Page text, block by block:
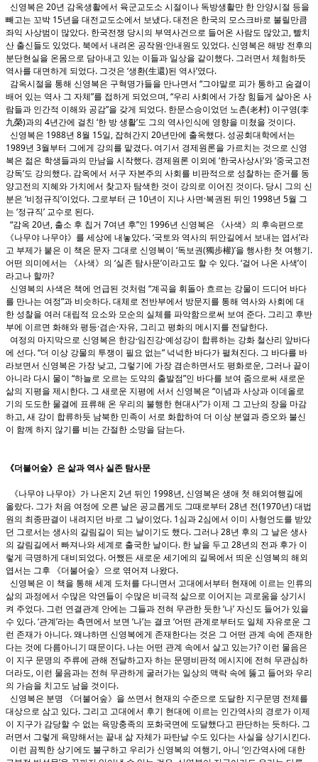
신영복은 20년 감옥생활에서 육군교도소 시절이나 독방생활만 한 안양시절 등을
빼고는 꼬박 15년을 대전교도소에서 보냈다. 대전은 한국의 모스크바로 불릴만큼
좌익 사상범이 많았다. 한국전쟁 당시의 부역사건으로 들어온 사람도 많았고, 빨치
산 출신들도 있었다. 북에서 내려온 공작원·안내원도 있었다. 신영복은 해방 전후의
분단현실을 온몸으로 담아내고 있는 이들과 일상을 같이했다. 그러면서 체험하듯
역사를 대면하게 되었다. 그것은 ‘생환(生還)된 역사’였다.
감옥시절을 통해 신영복은 구혁명가들을 만나면서 “그야말로 피가 통하고 숨결이
배어 있는 역사 그 자체”를 접하게 되었으며, “우리 사회에서 가장 힘들게 살아온 사
람들과 인간적 이해와 공감”을 갖게 되었다. 한문스승이었던 노촌(老村) 이구영(李
九榮)과의 4년간에 걸친 ‘한 방 생활’도 그의 역사인식에 영향을 미쳤을 것이다.
신영복은 1988년 8월 15일, 잡혀간지 20년만에 출옥했다. 성공회대학에서는
1989년 3월부터 그에게 강의를 맡겼다. 여기서 경제원론을 가르치는 것으로 신영
복은 젊은 학생들과의 만남을 시작했다. 경제원론 이외에 ‘한국사상사’와 ‘중국고전
강독’도 강의했다. 감옥에서 서구 자본주의 사회를 비판적으로 성찰하는 준거를 동
양고전의 지혜와 가치에서 찾고자 탐색한 것이 강의로 이어진 것이다. 당시 그의 신
분은 ‘비정규직’이었다. 그로부터 근 10년이 지나 사면·복권된 뒤인 1998년 5월 그
는 ‘정규직’ 교수로 된다.
“감옥 20년, 출소 후 칩거 7여년 후”인 1996년 신영복은 《사색》의 후속편으로
《나무야 나무야》를 세상에 내놓았다. ‘국토와 역사의 뒤안길에서 보내는 엽서’라
고 부제가 붙은 이 책은 문자 그대로 신영복이 ‘독보권(獨步權)’을 행사한 첫 여행기.
어떤 의미에서는 《사색》의 ‘실존 탐사문’이라고도 할 수 있다. ‘걸어 나온 사색’이
라고나 할까?
신영복의 사색은 책에 언급된 것처럼 “계곡을 휘돌아 흐르는 강물이 드디어 바다
를 만나는 여정”과 비슷하다. 대체로 전반부에서 방문지를 통해 역사와 사회에 대
한 성찰을 여러 대립적 요소와 모순의 실체를 파악함으로써 보여 준다. 그리고 후반
부에 이르면 화해와 평등·겸손·자유, 그리고 평화의 메시지를 전달한다.
여정의 마지막으로 신영복은 한강·임진강·예성강이 합류하는 강화 철산리 앞바다
에 선다. “더 이상 강물의 투쟁이 필요 없는” 넉넉한 바다가 펼쳐진다. 그 바다를 바
라보면서 신영복은 가장 낮고, 그렇기에 가장 겸손하면서도 평화로운, 그러나 끝이
아니라 다시 물이 “하늘로 오르는 도약의 출발점”인 바다를 보여 줌으로써 새로운
삶의 지평을 제시한다. 그 새로운 지평에 서서 신영복은 “이념과 사상과 이데올로
기의 도도한 물결에 표류해 온 우리의 불행한 현대사”가 이제 그 고난의 장을 마감
하고, 새 강이 합류하듯 남북한 민족이 서로 화합하여 더 이상 분열과 증오와 불신
이 함께 하지 않기를 비는 간절한 소망을 담는다.
《더불어숲》은 삶과 역사 실존 탐사문
《나무야 나무야》가 나온지 2년 뒤인 1998년, 신영복은 생애 첫 해외여행길에
올랐다. 그가 처음 여정에 오른 날은 공교롭게도 그때로부터 28년 전(1970년) 대법
원의 최종판결이 내려지던 바로 그 날이었다. 1심과 2심에서 이미 사형언도를 받았
던 그로서는 생사의 갈림길이 되는 날이기도 했다. 그러나 28년 후의 그 날은 생사
의 갈림길에서 빠져나와 세계로 출국한 날이다. 한 날을 두고 28년의 전과 후가 이
렇게 극명하게 대비되었다. 어쨌든 새로운 세기에의 길목에서 띄운 신영복의 해외
엽서는 그후 《더불어숲》으로 엮어져 나왔다.
신영복은 이 책을 통해 세계 도처를 다니면서 고대에서부터 현재에 이르는 인류의
삶의 과정에서 수많은 악연들이 수많은 비극적 삶으로 이어지는 괴로움을 상기시
켜 주었다. 그런 연결관계 안에는 그들과 전혀 무관한 듯한 ‘나’ 자신도 들어가 있을
수 있다. ‘관계’라는 측면에서 보면 ‘나’는 결코 ‘어떤 관계로부터도 일체 자유로운 그
런 존재가 아니다. 왜냐하면 신영복에게 존재한다는 것은 그 어떤 관계 속에 존재한
다는 것에 다름아니기 때문이다. 나는 어떤 관계 속에서 살고 있는가? 이런 물음은
이 지구 문명의 주류에 관해 전달하고자 하는 문명비판적 메시지에 전혀 무관심하
더라도, 이런 물음과는 전혀 무관하게 굴러가는 일상의 맥락 속에 뚫고 들어와 우리
의 가슴을 치고도 남을 것이다.
신영복은 분명 《더불어숲》을 쓰면서 현재의 수준으로 도달한 지구문명 전체를
대상으로 삼고 있다. 그리고 고대에서 후기 현대에 이르는 인간역사의 경로가 이제
이 지구가 감당할 수 없는 욕망충족의 포화국면에 도달했다고 판단하는 듯하다. 그
러면서 그렇게 욕망해서는 끝내 삶 자체가 파탄날 수도 있다는 사실을 상기시킨다.
이런 끔찍한 상기에도 불구하고 우리가 신영복의 여행기, 아니 ‘인간역사에 대한